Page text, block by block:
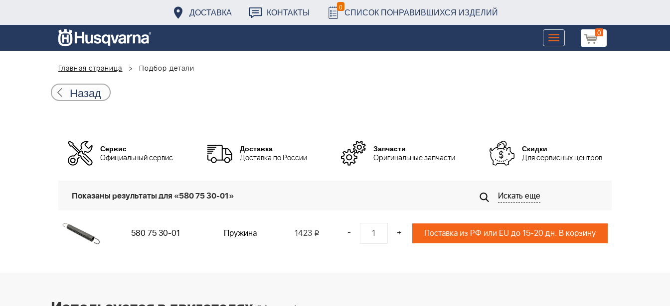
ДОСТАВКА КОНТАКТЫ 0 СПИСОК ПОНРАВИВШИХСЯ ИЗДЕЛИЙ
0
Toggle
navigation
Главная страница
Подбор детали
Назад
Сервис
Официальный сервис
Доставка
Доставка по России
Запчасти
Оригинальные запчасти
Скидки
Для сервисных центров
Показаны результаты для «580 75 30-01» Искать еще
580 75 30-01 Пружина 1423 i - + Поставка из РФ или EU до 15-20 дн. В корзину